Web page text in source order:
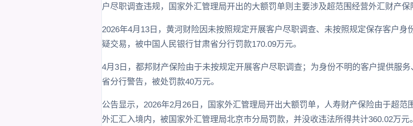
户尽职调查违规，国家外汇管理局开出的大额罚单则主要涉及超范围经营外汇财产保
2026年4月13日，黄河财险因未按照规定开展客户尽职调查、未按照规定保存客户身
疑交易，被中国人民银行甘肃省分行罚款170.09万元。
4月3日，都邦财产保险由于未按规定开展客户尽职调查；为身份不明的客户提供服
省分行警告，被处罚款40万元。
公告显示，2026年2月26日，国家外汇管理局开出大额罚单，人寿财产保险由于超
外汇汇入境内，被国家外汇管理局北京市分局罚款，并没收违法所得共计360.02万元。